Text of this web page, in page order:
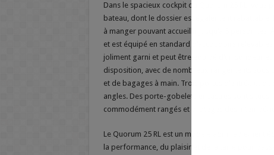
Dans le spacieux cockpit du Quorum 25 RL, vous
bateau, dont le dossier est également rabattable.
à manger pouvant accueillir jusqu’à 5
et est équipé en standard d’accoudoirs
joliment garni et peut être équipé d’un sondeur
disposition, avec de nombreux rangements sous
et de bagages à main. Trois portes d’entrée et
angles. Des porte-gobelets encastrés sont situés
commodément rangés et protégés des
Le Quorum 25 RL est un modèle admirablement
la performance, du plaisir et de la taille pour